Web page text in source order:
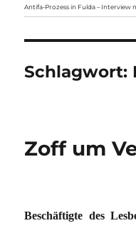
Antifa-Prozess in Fulda – Interview
Schlagwort:
Zoff um
Beschäftigte des